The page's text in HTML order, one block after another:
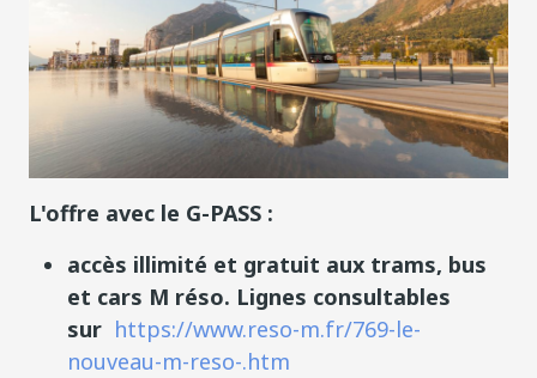
L'offre avec le G-PASS :
accès illimité et gratuit aux trams, bus
et cars M réso. Lignes consultables
sur https://www.reso-m.fr/769-le-
nouveau-m-reso-.htm